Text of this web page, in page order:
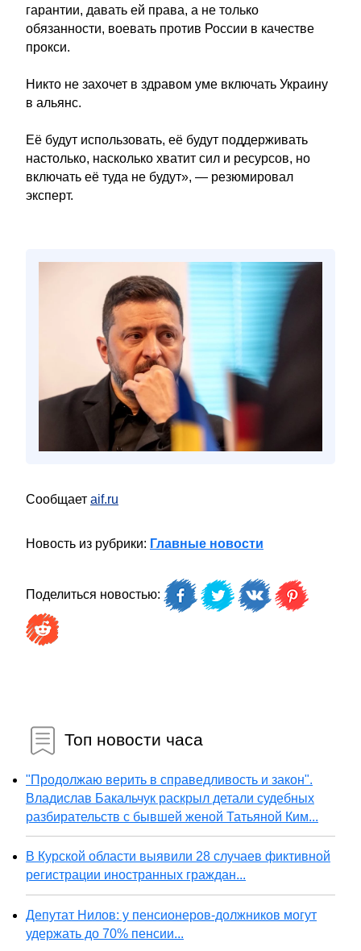
гарантии, давать ей права, а не только
обязанности, воевать против России в качестве
прокси.
Никто не захочет в здравом уме включать Украину
в альянс.
Её будут использовать, её будут поддерживать
настолько, насколько хватит сил и ресурсов, но
включать её туда не будут», — резюмировал
эксперт.
Сообщает aif.ru
Новость из рубрики: Главные новости
Поделиться новостью:
Топ новости часа
"Продолжаю верить в справедливость и закон".
Владислав Бакальчук раскрыл детали судебных
разбирательств с бывшей женой Татьяной Ким...
В Курской области выявили 28 случаев фиктивной
регистрации иностранных граждан...
Депутат Нилов: у пенсионеров-должников могут
удержать до 70% пенсии...